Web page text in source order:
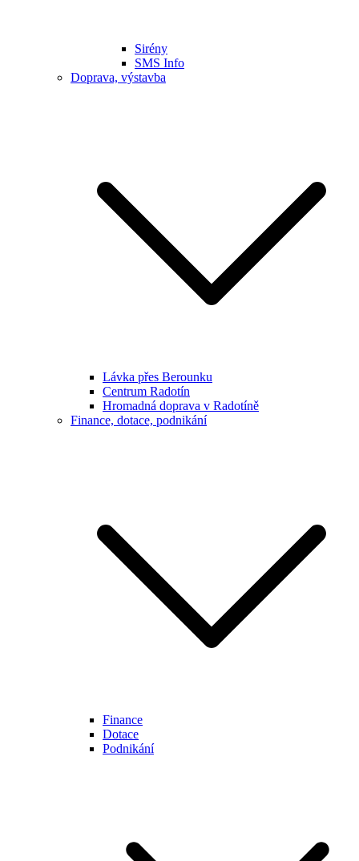
Sirény
SMS Info
Doprava, výstavba
Lávka přes Berounku
Centrum Radotín
Hromadná doprava v Radotíně
Finance, dotace, podnikání
Finance
Dotace
Podnikání